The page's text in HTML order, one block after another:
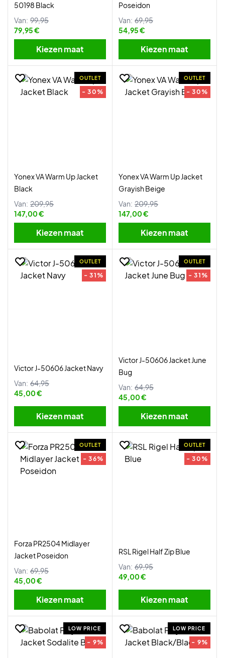
50198 Black
Van: 99,95
79,95 €
Kiezen maat
Poseidon
Van: 69,95
54,95 €
Kiezen maat
OUTLET
- 30%
Yonex VA Warm Up Jacket
Black
Van: 209,95
147,00 €
Kiezen maat
OUTLET
- 30%
Yonex VA Warm Up Jacket
Grayish Beige
Van: 209,95
147,00 €
Kiezen maat
OUTLET
- 31%
Victor J-50606 Jacket Navy
Van: 64,95
45,00 €
Kiezen maat
OUTLET
- 31%
Victor J-50606 Jacket June
Bug
Van: 64,95
45,00 €
Kiezen maat
OUTLET
- 36%
Forza PR2504 Midlayer
Jacket Poseidon
Van: 69,95
45,00 €
Kiezen maat
OUTLET
- 30%
RSL Rigel Half Zip Blue
Van: 69,95
49,00 €
Kiezen maat
LOW PRICE
- 9%
LOW PRICE
- 9%